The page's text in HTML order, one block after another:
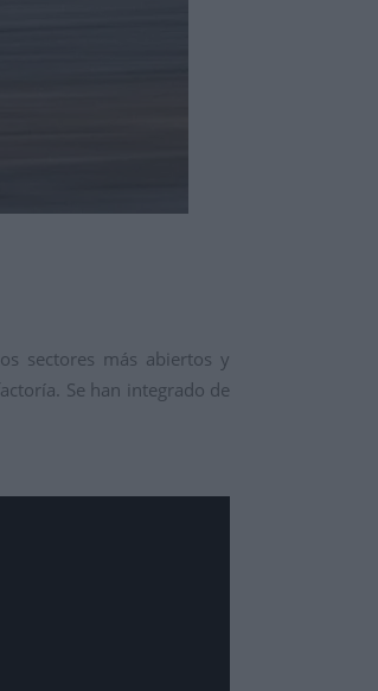
sectores más abiertos y
Se han integrado de